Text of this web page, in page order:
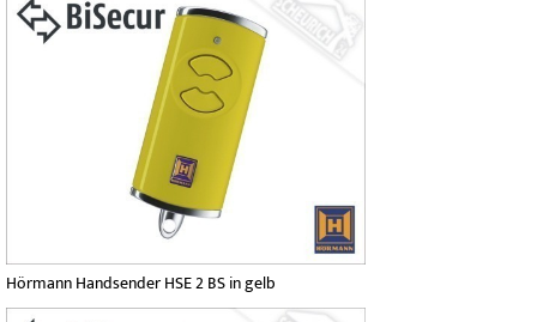
Hörmann Handsender HSE 2 BS in gelb